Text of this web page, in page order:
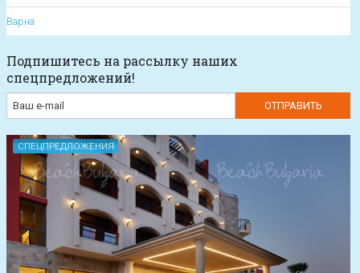
Варна
Подпишитесь на рассылку наших
спецпредложений!
СПЕЦПРЕДЛОЖЕНИЯ